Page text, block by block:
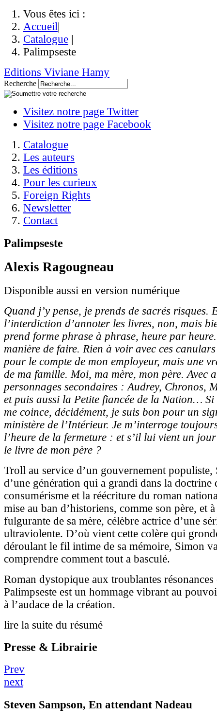
Vous êtes ici :
Accueil|
Catalogue |
Palimpseste
Editions Viviane Hamy
Recherche
Visitez notre page Twitter
Visitez notre page Facebook
Catalogue
Les auteurs
Les éditions
Pour les curieux
Foreign Rights
Newsletter
Contact
Palimpseste
Alexis Ragougneau
Disponible aussi en version numérique
Quand j’y pense, je prends de sacrés risques.
l’interdiction d’annoter les livres, non, mais
prend forme phrase à phrase, heure par
manière de faire. Rien à voir avec ces
pour le compte de mon employeur, mais une
de ma famille. Moi, ma mère, mon père. Avec
personnages secondaires : Audrey, Chronos,
et puis aussi la Petite fiancée de la Nation…
me coince, décidément, je suis bon pour un
ministère de l’Intérieur. Je m’interroge
l’heure de la fermeture : et s’il lui vient un
le livre de mon père ?
Troll au service d’un gouvernement populiste,
d’une génération qui a grandi dans la doctrine
consumérisme et la réécriture du roman
mise au ban d’historiens, comme son père, et
fulgurante de sa mère, célèbre actrice d’une
ultraviolente. D’où vient cette colère qui
déroulant le fil intime de sa mémoire, Simon
comprendre comment tout a basculé.
Roman dystopique aux troublantes
Palimpseste est un hommage vibrant au
à l’audace de la création.
lire la suite du résumé
Presse & Librairie
Prev
next
Steven Sampson, En attendant Nadeau